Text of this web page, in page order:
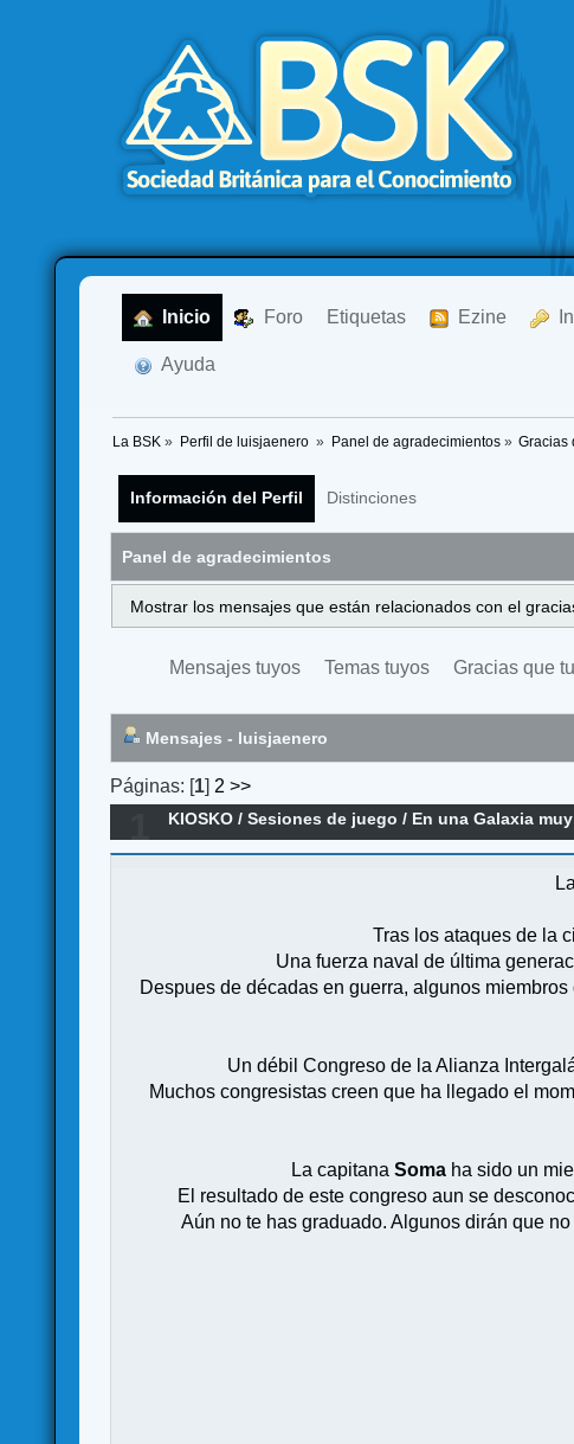
Inicio Foro Etiquetas Ezine
Ayuda
La BSK » Perfil de luisjaenero » Panel de agradecimientos» Gracias
Información del Perfil Distinciones
Panel de agradecimientos
Mostrar los mensajes que están relacionados con el
Mensajes tuyos Temas tuyos Gracias que
Mensajes - luisjaenero
Páginas: [1] 2 >>
KIOSKO /Sesiones de juego / En una Galaxia
Tras los ataques de la
Una fuerza naval de última
Despues de décadas en guerra, algunos
Un débil Congreso de la Alianza
Muchos congresistas creen que ha llegado el
La capitana Somaha sido un
El resultado de este congreso aun se
Aún no te has graduado. Algunos dirán que